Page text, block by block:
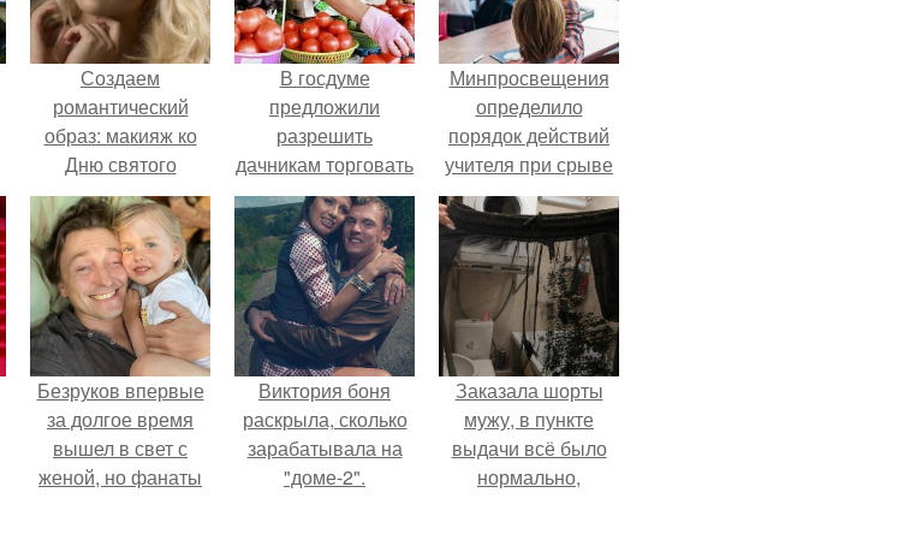
Создаем
романтический
образ: макияж ко
Дню святого
Валентина.
В госдуме
предложили
разрешить
дачникам торговать
своей
сельхозпродукцией
в людных местах.
Минпросвещения
определило
порядок действий
учителя при срыве
урока.
Безруков впервые
за долгое время
вышел в свет с
женой, но фанаты
Виктория боня
раскрыла, сколько
зарабатывала на
"доме-2".
Заказала шорты
мужу, в пункте
выдачи всё было
нормально,